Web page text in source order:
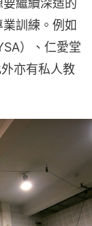
訓練。例如
）、仁愛堂
亦有私人教